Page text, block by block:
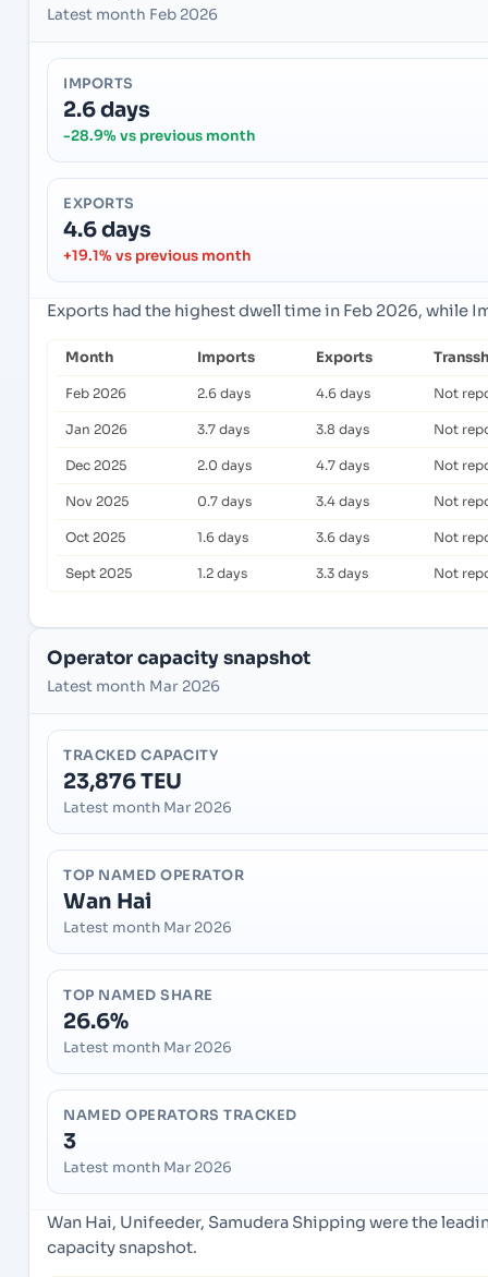
Latest month Feb 2026
IMPORTS
2.6 days
-28.9% vs previous month
EXPORTS
4.6 days
+19.1% vs previous month
Exports had the highest dwell time in Feb 2026, while
Month Imports Exports
Feb 2026 2.6 days 4.6 days Not
Jan 2026 3.7 days 3.8 days Not
Dec 2025 2.0 days 4.7 days Not
Nov 2025 0.7 days 3.4 days Not
Oct 2025 1.6 days 3.6 days Not
Sept 2025 1.2 days 3.3 days Not
Operator capacity snapshot
Latest month Mar 2026
TRACKED CAPACITY
23,876 TEU
Latest month Mar 2026
TOP NAMED OPERATOR
Wan Hai
Latest month Mar 2026
TOP NAMED SHARE
26.6%
Latest month Mar 2026
NAMED OPERATORS TRACKED
3
Latest month Mar 2026
Wan Hai, Unifeeder, Samudera Shipping were the
capacity snapshot.